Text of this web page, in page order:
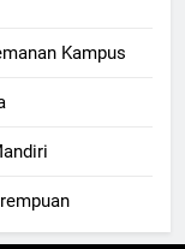
Kampus